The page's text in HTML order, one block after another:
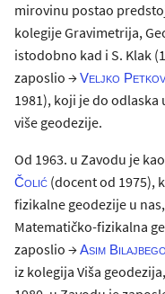
mirovinu postao
kolegije Gravimetrija,
istodobno kad i S. Klak
zaposlio →Veljko
1981), koji je do
više geodezije.
Od 1963. u Zavodu je
Čolić (docent od 1975),
fizikalne geodezije u
Matematičko-fizikalna
zaposlio →Asim
iz kolegija Viša